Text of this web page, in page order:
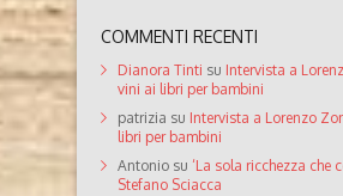
COMMENTI RECENTI
Dianora Tinti su Intervista a
vini ai libri per bambini
patrizia su Intervista a Lorenzo
libri per bambini
Antonio su ‘La sola ricchezza che
Stefano Sciacca